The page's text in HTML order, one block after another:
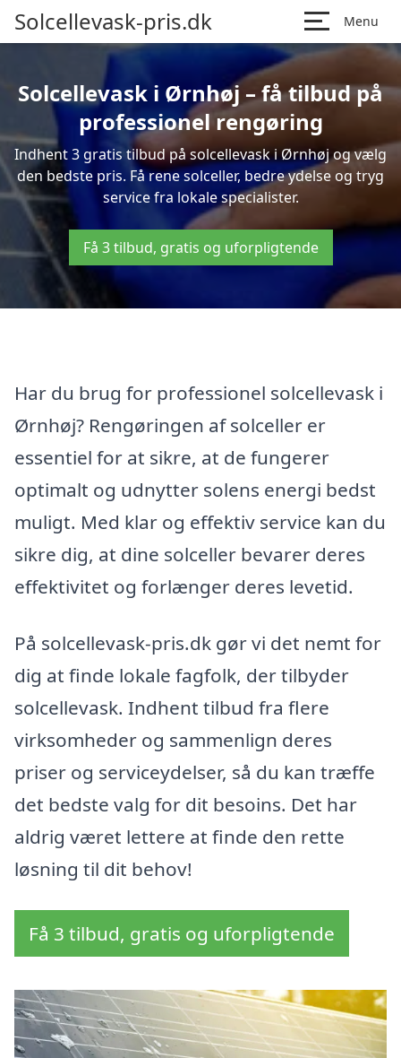
Solcellevask-pris.dk Menu
Solcellevask i Ørnhøj – få tilbud på
professionel rengøring
Indhent 3 gratis tilbud på solcellevask i Ørnhøj og vælg
den bedste pris. Få rene solceller, bedre ydelse og tryg
service fra lokale specialister.
Få 3 tilbud, gratis og uforpligtende
Har du brug for professionel solcellevask i
Ørnhøj? Rengøringen af solceller er
essentiel for at sikre, at de fungerer
optimalt og udnytter solens energi bedst
muligt. Med klar og effektiv service kan du
sikre dig, at dine solceller bevarer deres
effektivitet og forlænger deres levetid.
På solcellevask-pris.dk gør vi det nemt for
dig at finde lokale fagfolk, der tilbyder
solcellevask. Indhent tilbud fra flere
virksomheder og sammenlign deres
priser og serviceydelser, så du kan træffe
det bedste valg for dit besoins. Det har
aldrig været lettere at finde den rette
løsning til dit behov!
Få 3 tilbud, gratis og uforpligtende